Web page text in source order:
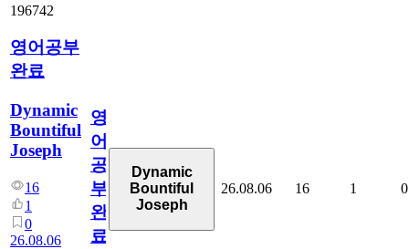
196742
영어공부
완료
Dynamic
Bountiful
Joseph
16
1
0
26.08.06
영
어
공
부
완
료
Dynamic
Bountiful
Joseph
26.08.06 16 1 0